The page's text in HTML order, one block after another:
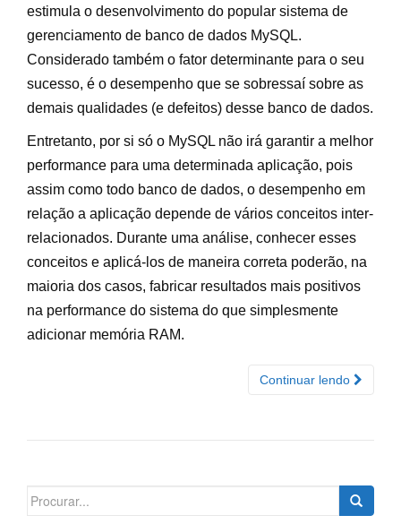
estimula o desenvolvimento do popular sistema de
gerenciamento de banco de dados MySQL.
Considerado também o fator determinante para o seu
sucesso, é o desempenho que se sobressaí sobre as
demais qualidades (e defeitos) desse banco de dados.
Entretanto, por si só o MySQL não irá garantir a melhor
performance para uma determinada aplicação, pois
assim como todo banco de dados, o desempenho em
relação a aplicação depende de vários conceitos inter-
relacionados. Durante uma análise, conhecer esses
conceitos e aplicá-los de maneira correta poderão, na
maioria dos casos, fabricar resultados mais positivos
na performance do sistema do que simplesmente
adicionar memória RAM.
Continuar lendo
Search